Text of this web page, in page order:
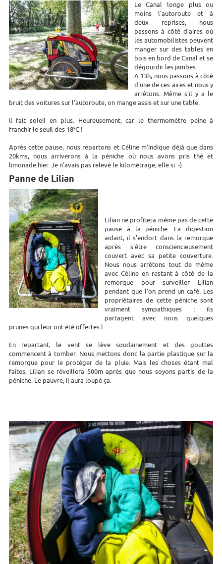
Le Canal longe plus ou
moins l'autoroute et à
deux reprises, nous
passons à côté d'aires où
les automobilistes peuvent
manger sur des tables en
bois en bord de Canal et se
dégourdir les jambes.
A 13h, nous passons à côté
d'une de ces aires et nous y
arrêtons. Même s'il y a le
bruit des voitures sur l'autoroute, on mange assis et sur une table.
Il fait soleil en plus. Heureusement, car le thermomètre peine à
franchir le seuil des 18°C !
Après cette pause, nous repartons et Céline m'indique déjà que dans
20kms, nous arriverons à la péniche où nous avons pris thé et
limonade hier. Je n'avais pas relevé le kilométrage, elle si :-)
Panne de Lilian
Lilian ne profitera même pas de cette
pause à la péniche. La digestion
aidant, il s'endort dans la remorque
après s'être consciencieusement
couvert avec sa petite couverture.
Nous nous arrêtons tout de même
avec Céline en restant à côté de la
remorque pour surveiller Lilian
pendant que l'on prend un café. Les
propriétaires de cette péniche sont
vraiment sympathiques : ils
partagent avec nous quelques
prunes qui leur ont été offertes l
En repartant, le vent se lève soudainement et des gouttes
commencent à tomber. Nous mettons donc la partie plastique sur la
remorque pour le protéger de la pluie. Mais les choses étant mal
faites, Lilian se réveillera 500m après que nous soyons partis de la
péniche. Le pauvre, il aura loupé ça.